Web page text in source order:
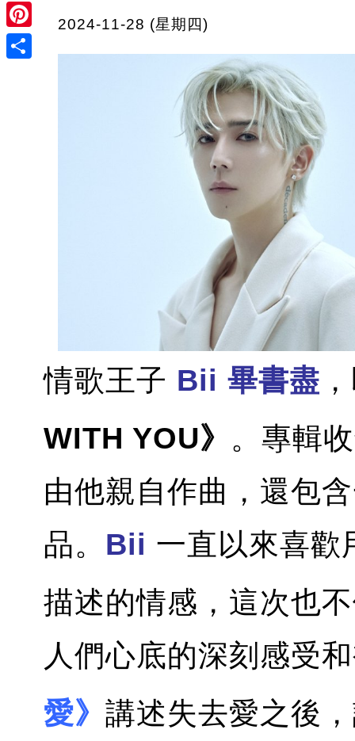
Twitter
Pinterest
2024-11-28 (星期四)
情歌王子 Bii 畢書盡
WITH YOU》 。專輯
由他親自作曲，還包
品。 Bii 一直以來喜歡
描述的情感，這次也
人們心底的深刻感受
愛》 講述失去愛之後